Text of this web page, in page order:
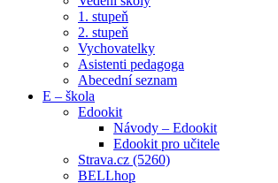
1. stupeň
2. stupeň
Vychovatelky
Asistenti pedagoga
Abecední seznam
E – škola
Edookit
Návody – Edookit
Edookit pro učitele
Strava.cz (5260)
BELLhop